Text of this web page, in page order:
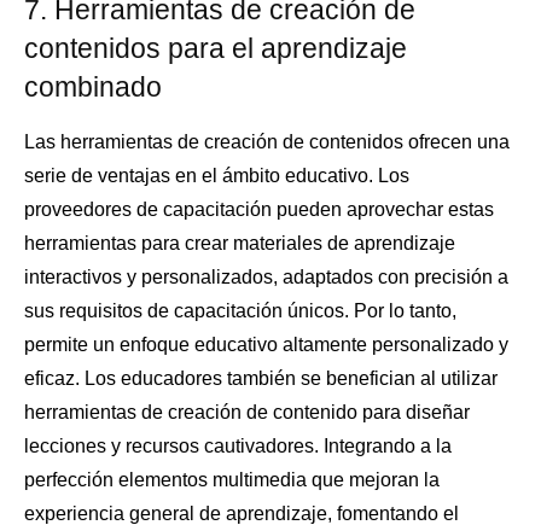
7. Herramientas de creación de
contenidos para el aprendizaje
combinado
Las herramientas de creación de contenidos ofrecen una
serie de ventajas en el ámbito educativo. Los
proveedores de capacitación pueden aprovechar estas
herramientas para crear materiales de aprendizaje
interactivos y personalizados, adaptados con precisión a
sus requisitos de capacitación únicos. Por lo tanto,
permite un enfoque educativo altamente personalizado y
eficaz. Los educadores también se benefician al utilizar
herramientas de creación de contenido para diseñar
lecciones y recursos cautivadores. Integrando a la
perfección elementos multimedia que mejoran la
experiencia general de aprendizaje, fomentando el